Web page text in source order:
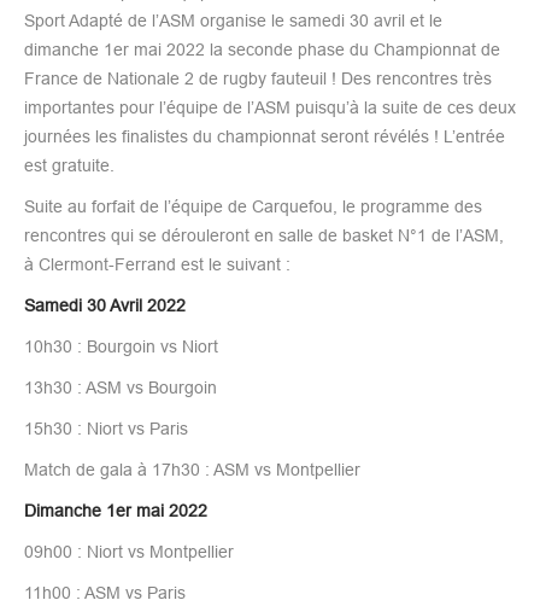
Sport Adapté de l’ASM organise le samedi 30 avril et le
dimanche 1er mai 2022 la seconde phase du Championnat de
France de Nationale 2 de rugby fauteuil ! Des rencontres très
importantes pour l’équipe de l’ASM puisqu’à la suite de ces deux
journées les finalistes du championnat seront révélés ! L’entrée
est gratuite.
Suite au forfait de l’équipe de Carquefou, le programme des
rencontres qui se dérouleront en salle de basket N°1 de l’ASM,
à Clermont-Ferrand est le suivant :
Samedi 30 Avril 2022
10h30 : Bourgoin vs Niort
13h30 : ASM vs Bourgoin
15h30 : Niort vs Paris
Match de gala à 17h30 : ASM vs Montpellier
Dimanche 1er mai 2022
09h00 : Niort vs Montpellier
11h00 : ASM vs Paris